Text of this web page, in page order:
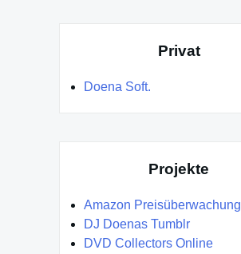
Privat
Doena Soft.
Projekte
Amazon Preisüberwachung
DJ Doenas Tumblr
DVD Collectors Online